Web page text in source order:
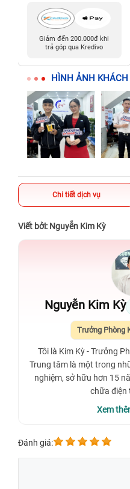
Giảm đến 200.000đ khi
trả góp qua Kredivo
HÌNH ẢNH
Chi tiết dịch vụ
Viết bởi: Nguyễn Kim Kỳ
Nguyễn Kim Kỳ
Trưởng Phòng
Tôi là Kim Kỳ - Trưởng
Trung tâm là một trong
nghiệm, sở hữu hơn 15
chữa điện
Xem
Đánh giá: